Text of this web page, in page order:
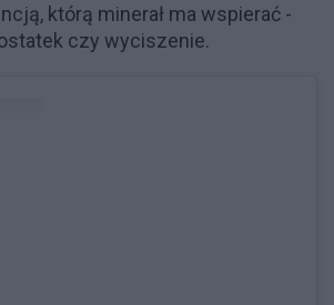
którą minerał ma wspierać -
czy wyciszenie.